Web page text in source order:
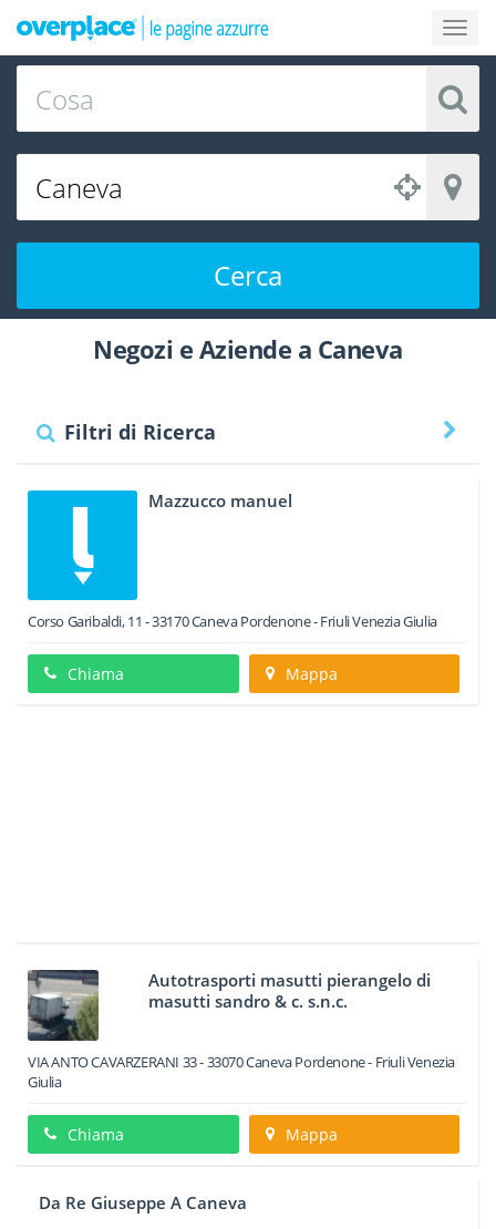
Cerca
Negozi e Aziende a Caneva
Filtri di Ricerca
Mazzucco manuel
Corso Garibaldi, 11 -33170CanevaPordenone -Friuli Venezia Giulia
Chiama Mappa
Autotrasporti masutti pierangelo di
masutti sandro & c. s.n.c.
VIA ANTO CAVARZERANI 33-33070CanevaPordenone - Friuli Venezia
Giulia
Chiama Mappa
Da Re Giuseppe A Caneva